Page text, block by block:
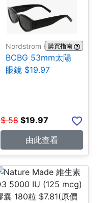
Nordstrom Rack購買指南
BCBG 53mm太陽
眼鏡 $19.97
$ 58 $19.97
由此查看